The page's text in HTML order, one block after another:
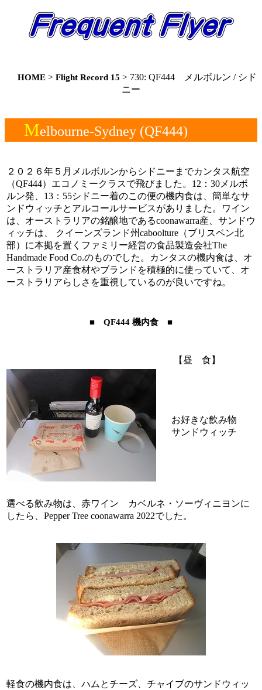
HOME> Flight Record 15 > 730: QF444 メルボルン / シド
ニー
Melbourne-Sydney (QF444)
２０２６年５月メルボルンからシドニーまでカンタス航空
（QF444）エコノミークラスで飛びました。12：30メルボ
ルン発、13：55シドニー着のこの便の機内食は、簡単なサ
ンドウィッチとアルコールサービスがありました。ワイン
は、オーストラリアの銘醸地であるcoonawarra産、サンドウ
ィッチは、 クイーンズランド州caboolture（ブリスベン北
部）に本拠を置くファミリー経営の食品製造会社The
Handmade Food Co.のものでした。カンタスの機内食は、オ
ーストラリア産食材やブランドを積極的に使っていて、オ
ーストラリアらしさを重視しているのが良いですね。
■ QF444 機内食 ■
【昼 食】
お好きな飲み物
サンドウィッチ
選べる飲み物は、赤ワイン カベルネ・ソーヴィニヨンに
したら、Pepper Tree coonawarra 2022でした。
軽食の機内食は、ハムとチーズ、チャイブのサンドウィッ